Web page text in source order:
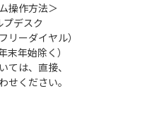
てください。
が登録したメール
。利用者は、メ
アクセスするこ
れた情報は、構成
操作方法＞
プデスク
ーダイヤル）
末年始除く）
は、直接、
ください。